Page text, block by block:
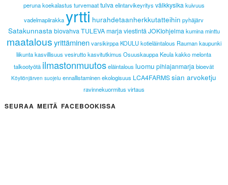
perunakoekalastus turvemaattulvaelintarvikeyritys välkkysikakuivuus
vadelmapiirakka yrtti hurahdetaanherkkutatteihin pyhäjärv
SatakunnastabiovahvaTULEVAmarjaviestintäJOKIohjelmakuminaminttu
maatalousyrittäminenvarsikirppaKOULUkotieläintalous Rauman kaupunki
liikunta kasvillisuus vesirutto kasvitutkimus Osuuskauppa Keula kakko melonta
talkootyötä ilmastonmuutos eläintalous luomu pihlajanmarja bioevät
Köyliönjärven suojelu ennallistaminen ekologisuus LCA4FARMSsian arvoketju
ravinnekuormitus virtaus
SEURAA MEITÄ FACEBOOKISSA